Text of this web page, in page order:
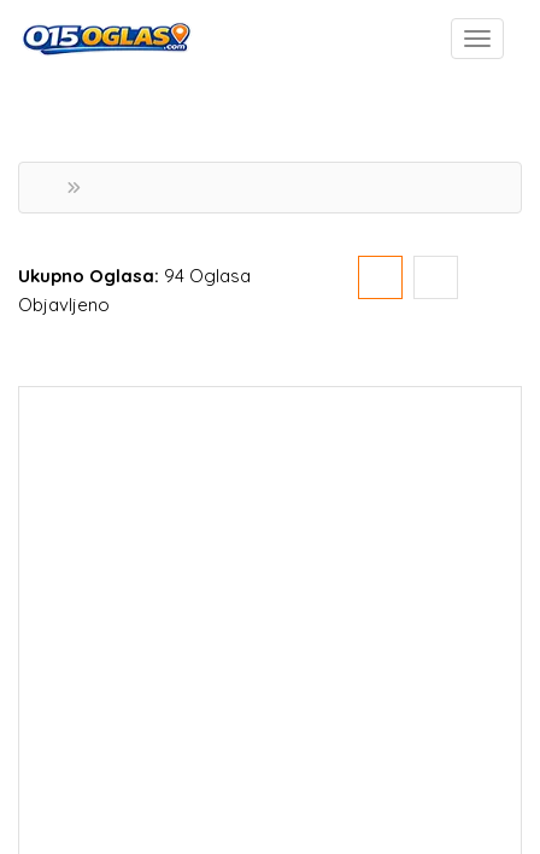
Ukupno Oglasa: 94 Oglasa
Objavljeno